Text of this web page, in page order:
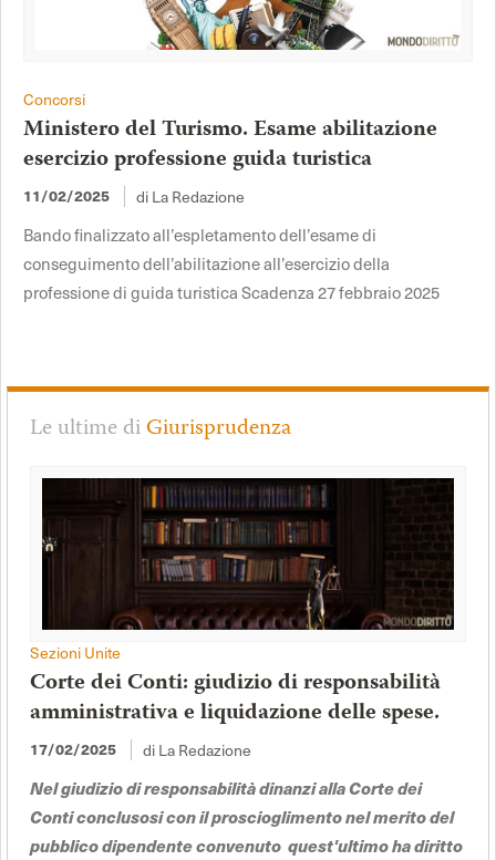
Concorsi
Ministero del Turismo. Esame abilitazione
esercizio professione guida turistica
11/02/2025 di La Redazione
Bando finalizzato all’espletamento dell’esame di
conseguimento dell’abilitazione all’esercizio della
professione di guida turistica Scadenza 27 febbraio 2025
Le ultime diGiurisprudenza
Sezioni Unite
Corte dei Conti: giudizio di responsabilità
amministrativa e liquidazione delle spese.
17/02/2025
di La Redazione
Nel giudizio di responsabilità dinanzi alla Corte dei
Conti conclusosi con il proscioglimento nel merito del
pubblico dipendente convenuto quest'ultimo ha diritto